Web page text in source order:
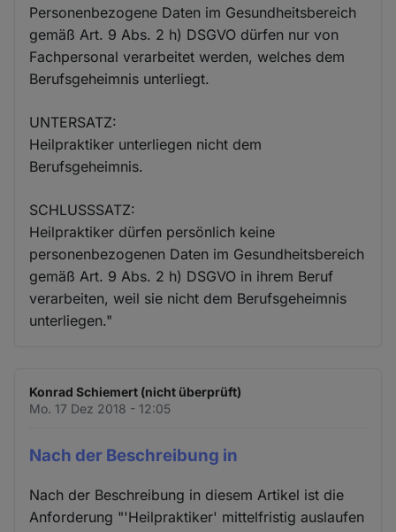
Personenbezogene Daten im Gesundheitsbereich
gemäß Art. 9 Abs. 2 h) DSGVO dürfen nur von
Fachpersonal verarbeitet werden, welches dem
Berufsgeheimnis unterliegt.
UNTERSATZ:
Heilpraktiker unterliegen nicht dem
Berufsgeheimnis.
SCHLUSSSATZ:
Heilpraktiker dürfen persönlich keine
personenbezogenen Daten im Gesundheitsbereich
gemäß Art. 9 Abs. 2 h) DSGVO in ihrem Beruf
verarbeiten, weil sie nicht dem Berufsgeheimnis
unterliegen."
Konrad Schiemert (nicht überprüft)
Mo. 17 Dez 2018 - 12:05
Nach der Beschreibung in
Nach der Beschreibung in diesem Artikel ist die
Anforderung "'Heilpraktiker' mittelfristig auslaufen